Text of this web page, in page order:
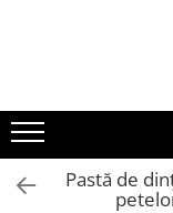
Anti age
Curatare ten
Protectie solara
Farma Dorsch
Froika
IbizaloePastă de